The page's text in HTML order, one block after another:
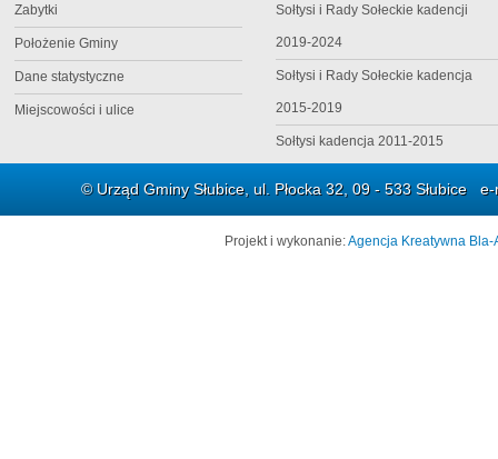
Zabytki
Położenie Gminy
Dane statystyczne
Miejscowości i ulice
Sołtysi i Rady Sołeckie kadencji
2019-2024
Sołtysi i Rady Sołeckie kadencja
2015-2019
Sołtysi kadencja 2011-2015
© Urząd Gminy Słubice, ul. Płocka 32, 09 - 533 Słubice
Projekt i wykonanie:Agencja Kreatywna Bla-